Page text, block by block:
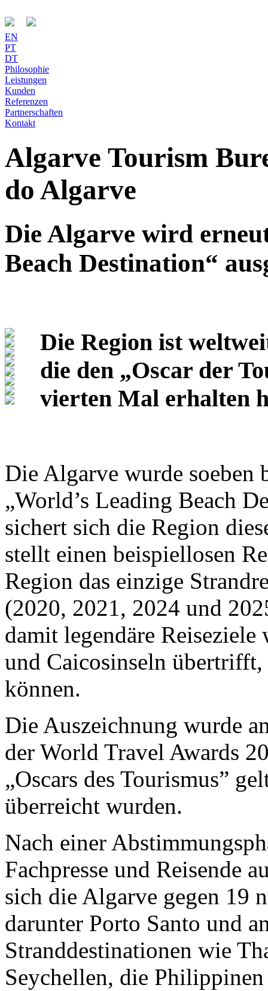
EN
PT
DT
Philosophie
Leistungen
Kunden
Referenzen
Partnerschaften
Kontakt
Algarve Tourism
do Algarve
Die Algarve wird
Beach Destination“
Die Region ist
die den „Oscar der
vierten Mal erhalten
Die Algarve wurde soeben
„World’s Leading Beach
sichert sich die Region
stellt einen beispiellosen
Region das einzige
(2020, 2021, 2024 und
damit legendäre
und Caicosinseln
können.
Die Auszeichnung wurde
der World Travel Awards
„Oscars des Tourismus”
überreicht wurden.
Nach einer
Fachpresse und Reisende
sich die Algarve gegen 19
darunter Porto Santo und
Stranddestinationen wie
Seychellen, die